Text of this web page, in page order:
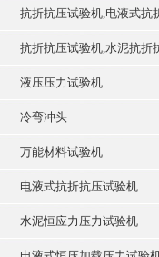
抗折抗压试验机,电液式抗
抗折抗压试验机,水泥抗折
液压压力试验机
冷弯冲头
万能材料试验机
电液式抗折抗压试验机
水泥恒应力压力试验机